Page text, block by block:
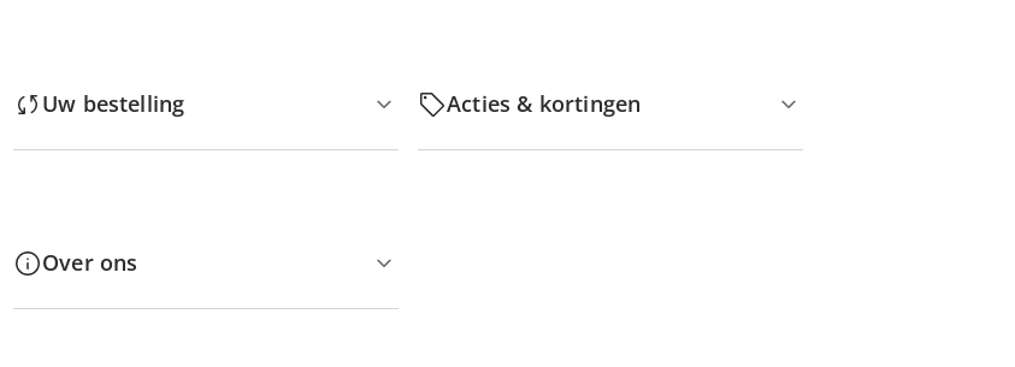
Uw bestelling Acties & kortingen
Over ons